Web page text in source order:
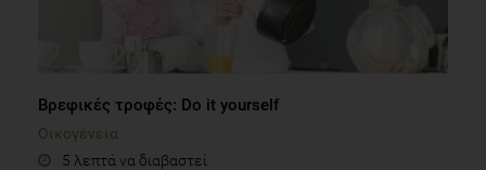
Βρεφικές τροφές: Do it yourself
Οικογένεια
5 λεπτά να διαβαστεί